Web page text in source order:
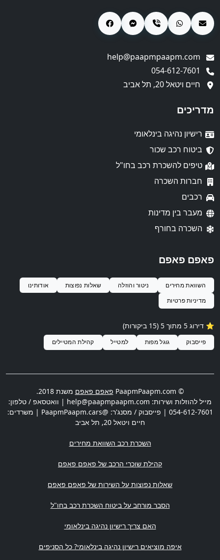
חיים ויטאל 20, תל אביב
מדריכים
רישיון נהיגה בינלאומי
ביטוח רכב שכור
טיפים להשכרת רכב בחו"ל
חברות השכרה
רכבים
מעבר בין מדינות
השכרה בחורף
פאפם פאפם
השוואת מחירים ניטור והוזלה שאלות נפוצות
אודותינו
מדיניות פרטיות
⭐️ דירוג 5 מתוך 5 (15 ביקורות)
פייסבוק גוגל מפות למטייל קהילת המטיילים
© PaapmPaapm.com פאפם פאפם משנת 2018.
מייל להוזלות ושירות: help@paapmpaapm.com | וואטסאפ / טלפון:
054-612-7601 | פייסבוק / מסנג'ר: @PaapmPaapm.cars | משרדים:
חיים ויטאל 20
, תל אביב
השכרת רכב השוואת מחירים
קהילת שוכרי הרכב של פאפם פאפם
שאלות נפוצות על השירות של פאפם פאפם
הסבר מורחב על ביטוח השכרת רכב בחו"ל
האם צריך רישיון נהיגה בינלאומי
איפה מוציאים רישיון נהיגה בינלאומי? כל הסניפים